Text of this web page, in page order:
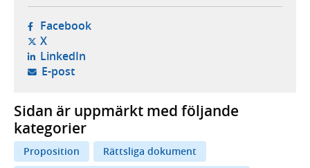
Facebook- öppnas i ny flik, extern webbplats,
X- öppnas i ny flik, extern webbplats,
LinkedIn- öppnas i ny flik, extern webbplats,
E-post- öppnar din e-postklient,
Sidan är uppmärkt med följande
kategorier
Proposition
Rättsliga dokument